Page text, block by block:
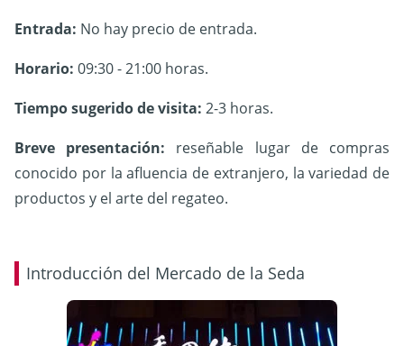
Entrada: No hay precio de entrada.
Horario: 09:30 - 21:00 horas.
Tiempo sugerido de visita: 2-3 horas.
Breve presentación: reseñable lugar de compras
conocido por la afluencia de extranjero, la variedad de
productos y el arte del regateo.
Introducción del Mercado de la Seda